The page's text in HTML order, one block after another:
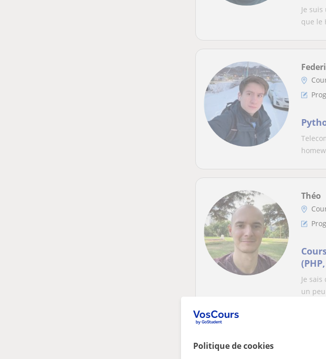
Politique de cookies
Je
que le
Théo
Je
un